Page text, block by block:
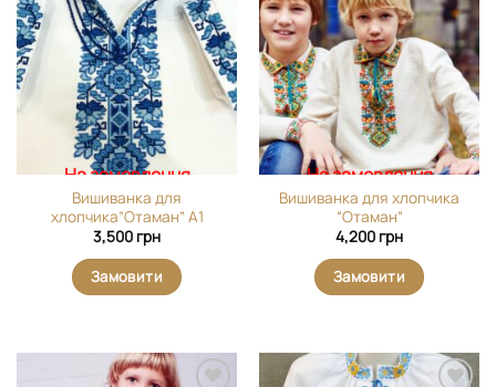
Додати
виріб у
вибране
На замовлення
Вишиванка для
хлопчика”Отаман” А1
3,500 грн
Замовити
Додати
виріб у
вибране
На замовлення
Вишиванка для хлопчика
“Отаман”
4,200 грн
Замовити